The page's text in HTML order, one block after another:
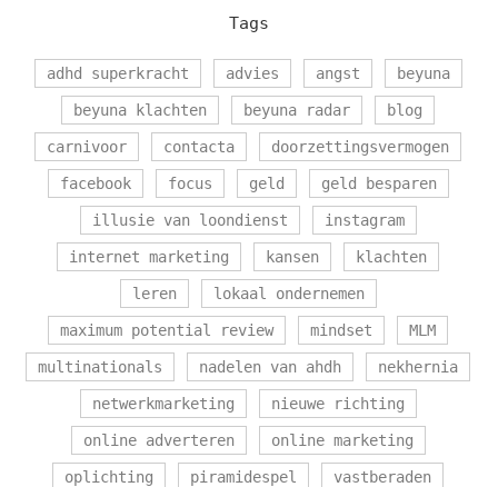
Tags
adhd superkracht advies angst beyuna
beyuna klachten beyuna radar blog
carnivoor contacta doorzettingsvermogen
facebook focus geld geld besparen
illusie van loondienst instagram
internet marketing kansen klachten
leren lokaal ondernemen
maximum potential review mindset MLM
multinationals nadelen van ahdh nekhernia
netwerkmarketing nieuwe richting
online adverteren online marketing
oplichting piramidespel vastberaden